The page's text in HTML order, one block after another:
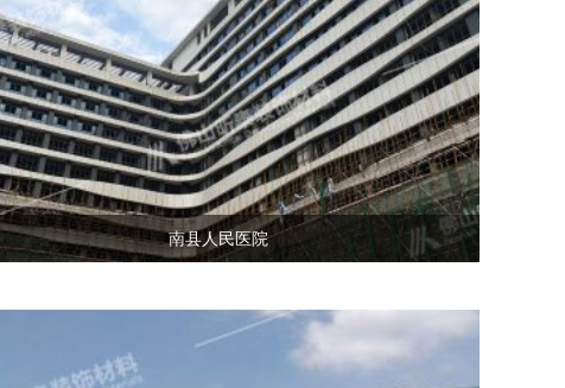
南县人民医院